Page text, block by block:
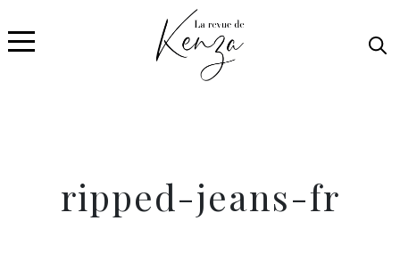
ripped-jeans-fr